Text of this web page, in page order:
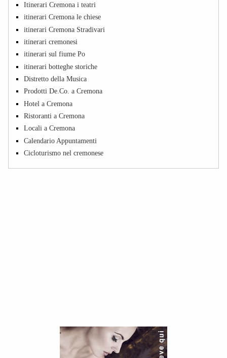
Itinerari Cremona i teatri
itinerari Cremona le chiese
itinerari Cremona Stradivari
itinerari cremonesi
itinerari sul fiume Po
itinerari botteghe storiche
Distretto della Musica
Prodotti De.Co. a Cremona
Hotel a Cremona
Ristoranti a Cremona
Locali a Cremona
Calendario Appuntamenti
Cicloturismo nel cremonese